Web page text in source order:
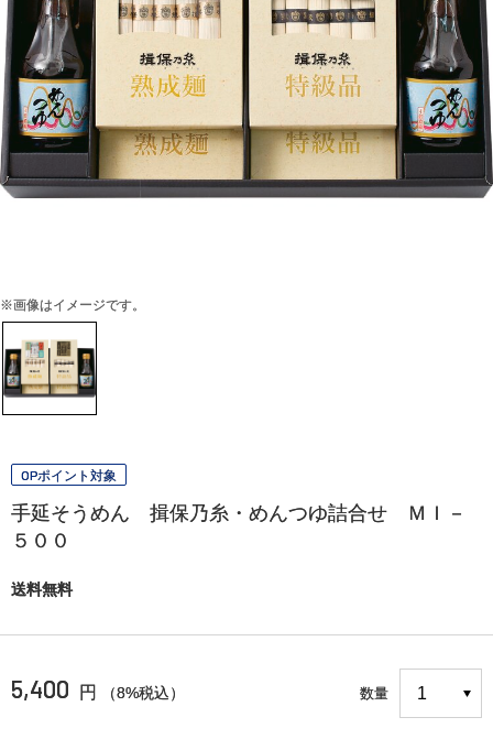
※画像はイメージです。
OPポイント対象
手延そうめん 揖保乃糸・めんつゆ詰合せ ＭＩ－
５００
送料無料
5,400 円 （8%税込） 数量